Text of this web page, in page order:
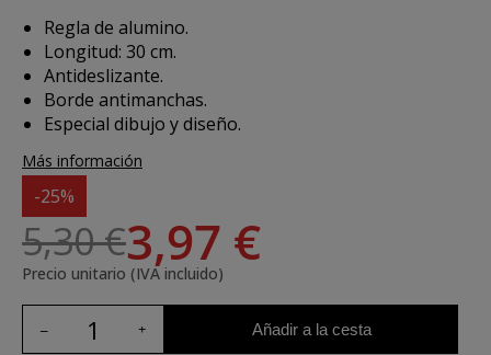
Regla de alumino.
Longitud: 30 cm.
Antideslizante.
Borde antimanchas.
Especial dibujo y diseño.
Más información
-25%
5,30 €3,97 €
Precio unitario (IVA incluido)
Añadir a la cesta